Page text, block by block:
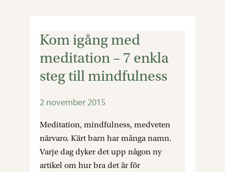
Kom igång med
meditation – 7 enkla
steg till mindfulness
2 november 2015
Meditation, mindfulness, medveten
närvaro. Kärt barn har många namn.
Varje dag dyker det upp någon ny
artikel om hur bra det är för
Kom
med
meditation
7
enkla
mindfulness